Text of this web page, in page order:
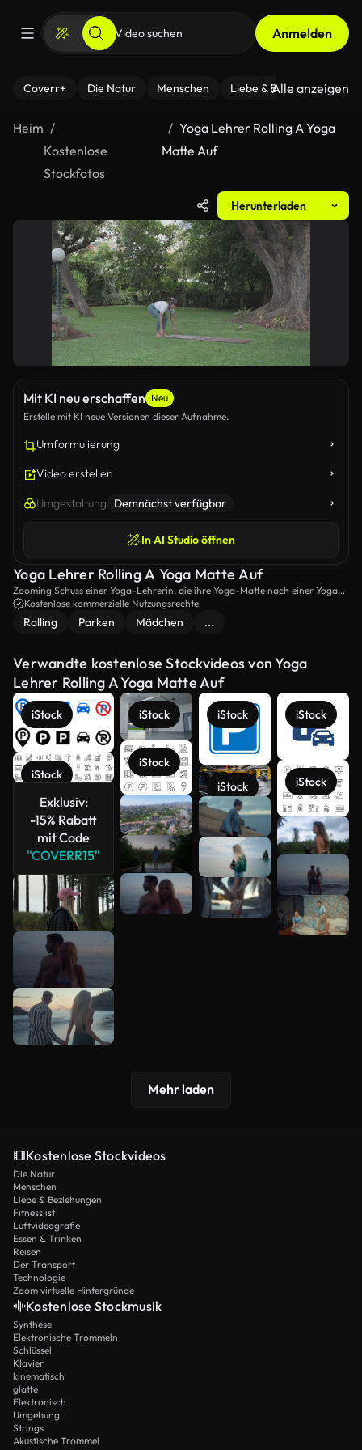
Anmelden
Coverr+ Die Natur Menschen Liebe & Beziehungen
Alle anzeigen
Heim
Kostenlose
Stockfotos
Yoga Lehrer Rolling A Yoga
Matte Auf
Herunterladen
Mit KI neu erschaffen Neu
Erstelle mit KI neue Versionen dieser Aufnahme.
Umformulierung
Video erstellen
Umgestaltung Demnächst verfügbar
In AI Studio öffnen
Yoga Lehrer Rolling A Yoga Matte Auf
Zooming Schuss einer Yoga-Lehrerin, die ihre Yoga-Matte nach einer Yoga-
Sitzung im Park rollt.
Kostenlose kommerzielle Nutzungsrechte
Rolling Parken Mädchen ...
Verwandte kostenlose Stockvideos von Yoga
Lehrer Rolling A Yoga Matte Auf
iStock
iStock
Exklusiv:
-15% Rabatt
mit Code
"COVERR15"
iStock
iStock
iStock
iStock
iStock
iStock
Mehr
anzeigen
Mehr laden
Kostenlose Stockvideos
Die Natur
Menschen
Liebe & Beziehungen
Fitness ist
Luftvideografie
Essen & Trinken
Reisen
Der Transport
Technologie
Zoom virtuelle Hintergründe
Kostenlose Stockmusik
Synthese
Elektronische Trommeln
Schlüssel
Klavier
kinematisch
glatte
Elektronisch
Umgebung
Strings
Akustische Trommel